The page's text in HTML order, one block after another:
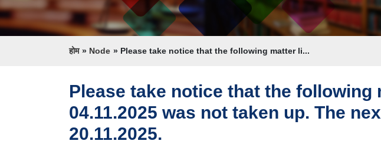
Breadcrumb
होम Node Please take notice that the following matter li...
Please take notice that the
04.11.2025 was not taken up. The
20.11.2025.